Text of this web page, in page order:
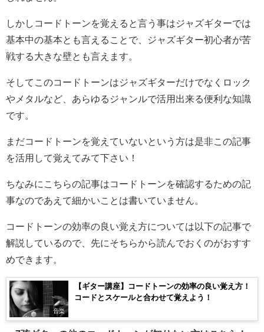
しかしコードトーンを覚えると言う事はジャズギターでは
基本中の基本とも言えることで、ジャズギター初心者が苦
戦する大きな壁とも言えます。
そしてこのコードトーンはジャズギターだけでなくロック
やメタルなど、あらゆるジャンルで活用出来る便利な知識
です。
まだコードトーンを覚えていないという方は是非この記事
を活用して覚えてみて下さい！
ちなみにこちらの記事はコードトーンを確認するための記
事なのであえて細かいことは書いていません。
コードトーンの効率の良い覚え方については以下の記事で
解説しているので、先にそちらから読んでおくのがおすす
めできます。
音楽
【ギター講座】コードトーンの効率の良い覚え方！
コードとスケールと合わせて覚えよう！